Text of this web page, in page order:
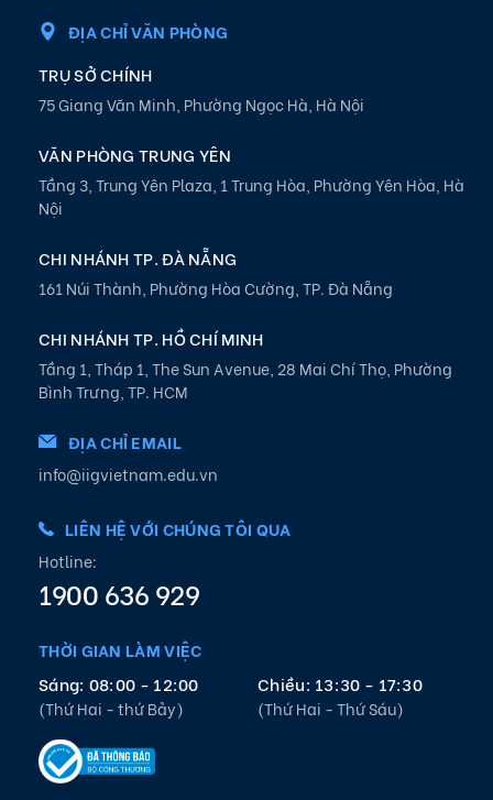
ĐỊA CHỈ VĂN PHÒNG
TRỤ SỞ CHÍNH
75 Giang Văn Minh, Phường Ngọc Hà, Hà Nội
VĂN PHÒNG TRUNG YÊN
Tầng 3, Trung Yên Plaza, 1 Trung Hòa, Phường Yên Hòa, Hà
Nội
CHI NHÁNH TP. ĐÀ NẴNG
161 Núi Thành, Phường Hòa Cường, TP. Đà Nẵng
CHI NHÁNH TP. HỒ CHÍ MINH
Tầng 1, Tháp 1, The Sun Avenue, 28 Mai Chí Thọ, Phường
Bình Trưng, TP. HCM
ĐỊA CHỈ EMAIL
info@iigvietnam.edu.vn
LIÊN HỆ VỚI CHÚNG TÔI QUA
Hotline:
1900 636 929
THỜI GIAN LÀM VIỆC
Sáng: 08:00 - 12:00
(Thứ Hai - thứ Bảy)
Chiều: 13:30 - 17:30
(Thứ Hai - Thứ Sáu)